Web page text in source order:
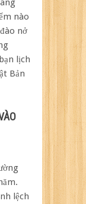
nào
nở
lịch
Bản
lệch